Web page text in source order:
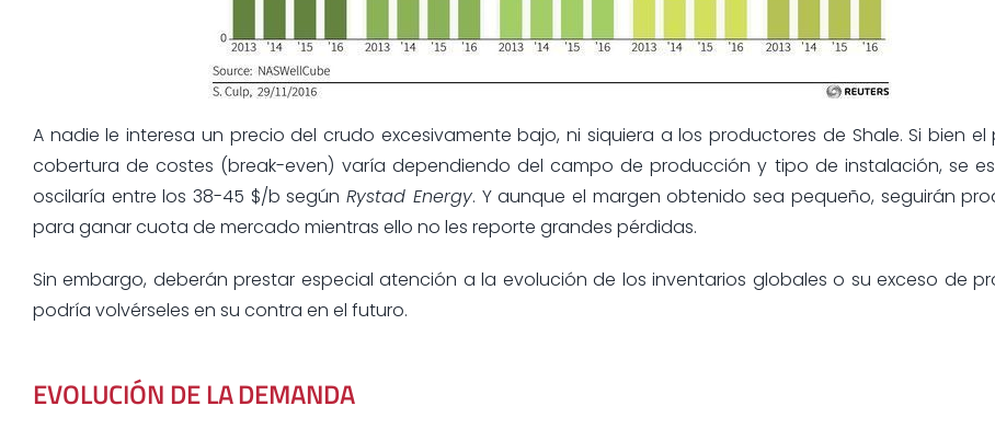
A nadie le interesa un precio del crudo excesivamente bajo, ni siquiera a los productores de Shale. Si bien
cobertura de costes (break-even) varía dependiendo del campo de producción y tipo de instalación, se
oscilaría entre los 38-45 $/b segúnRystad Energy. Y aunque el margen obtenido sea pequeño, seguirán
para ganar cuota de mercado mientras ello no les reporte grandes pérdidas.
Sin embargo, deberán prestar especial atención a la evolución de los inventarios globales o su exceso de
podría volvérseles en su contra en el futuro.
EVOLUCIÓN DE LA DEMANDA